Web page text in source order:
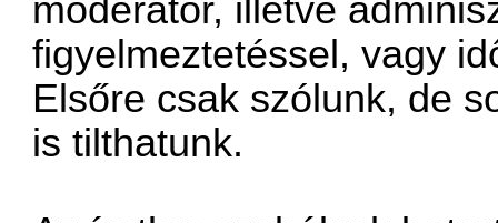
moderátor, illetve
figyelmeztetéssel, vagy
Elsőre csak szólunk, de
is tilthatunk.